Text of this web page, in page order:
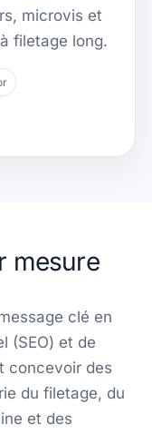
microvis et
filetage long.
mesure
clé en
(SEO) et de
concevoir des
du filetage, du
et des